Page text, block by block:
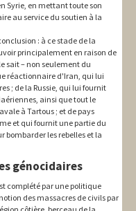
Syrie, en mettant toute son
au service du soutien à la
: à ce stade de la
principalement en raison de
sait – non seulement du
réactionnaire d'Iran, qui lui
; de la Russie, qui lui fournit
ainsi que tout le
à Tartous ; et de pays
et qui fournit une partie du
les rebelles et la
génocidaires
complété par une politique
des massacres de civils par